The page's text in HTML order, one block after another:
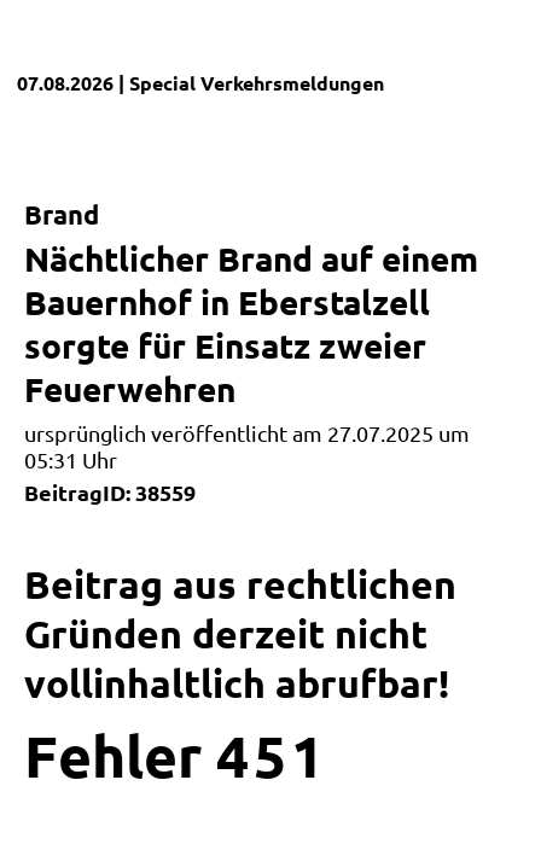
07.08.2026 | SpecialVerkehrsmeldungen
Brand
Nächtlicher Brand auf einem
Bauernhof in Eberstalzell
sorgte für Einsatz zweier
Feuerwehren
ursprünglich veröffentlicht am 27.07.2025 um
05:31 Uhr
BeitragID: 38559
Beitrag aus rechtlichen
Gründen derzeit nicht
vollinhaltlich abrufbar!
Fehler 4 5 1